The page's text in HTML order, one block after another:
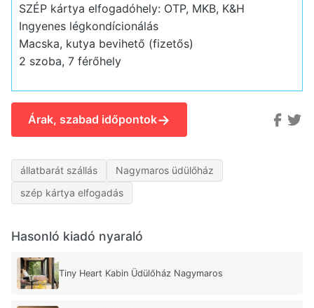
SZÉP kártya elfogadóhely: OTP, MKB, K&H
Ingyenes légkondícionálás
Macska, kutya bevihető (fizetős)
2 szoba, 7 férőhely
Árak, szabad időpontok→
állatbarát szállás
Nagymaros üdülőház
szép kártya elfogadás
Hasonló kiadó nyaraló
Tiny Heart Kabin Üdülőház Nagymaros